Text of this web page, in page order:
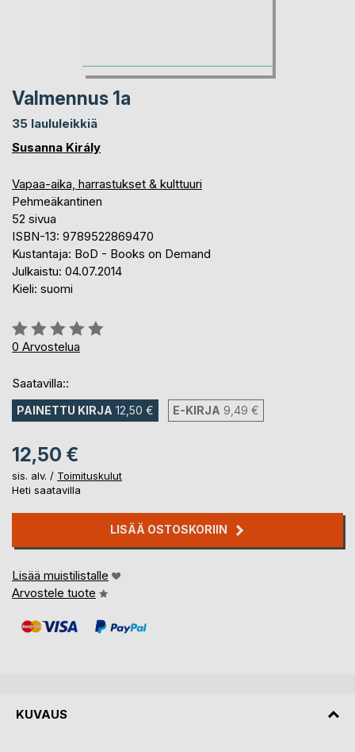
Valmennus 1a
35 laululeikkiä
Susanna Király
Vapaa-aika, harrastukset & kulttuuri
Pehmeäkantinen
52 sivua
ISBN-13: 9789522869470
Kustantaja: BoD - Books on Demand
Julkaistu: 04.07.2014
Kieli: suomi
Arvostelu::
0%
0 Arvostelua
Saatavilla::
PAINETTU KIRJA 12,50 € E-KIRJA 9,49 €
12,50 €
sis. alv. / Toimituskulut
Heti saatavilla
LISÄÄ OSTOSKORIIN
Lisää muistilistalle
Arvostele tuote
KUVAUS